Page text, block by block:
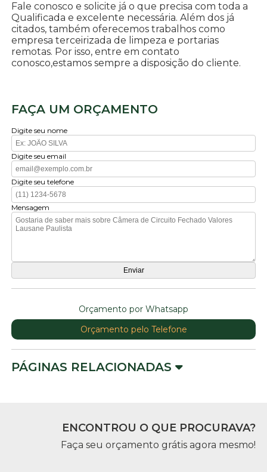
Fale conosco e solicite já o que precisa com toda a
Qualificada e excelente necessária. Além dos já
citados, também oferecemos trabalhos como
empresa terceirizada de limpeza e portarias
remotas. Por isso, entre em contato
conosco,estamos sempre a disposição do cliente.
FAÇA UM ORÇAMENTO
Digite seu nome
Digite seu email
Digite seu telefone
Mensagem
Orçamento por Whatsapp
Orçamento pelo Telefone
PÁGINAS RELACIONADAS
ENCONTROU O QUE PROCURAVA?
Faça seu orçamento grátis agora mesmo!